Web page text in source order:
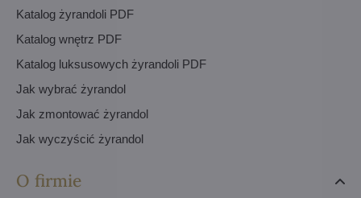
Katalog żyrandoli PDF
Katalog wnętrz PDF
Katalog luksusowych żyrandoli PDF
Jak wybrać żyrandol
Jak zmontować żyrandol
Jak wyczyścić żyrandol
O firmie